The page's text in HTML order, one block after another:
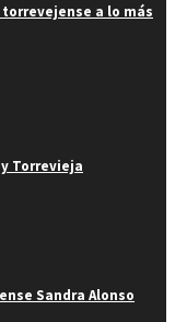
a lo más
Torrevieja
Sandra Alonso